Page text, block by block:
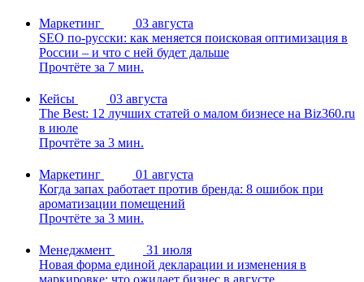
Маркетинг
03 августа
SEO по-русски: как меняется поисковая оптимизация в
России – и что с ней будет дальше
Прочтёте за 7 мин.
Кейсы
03 августа
The Best: 12 лучших статей о малом бизнесе на Biz360.ru
в июле
Прочтёте за 3 мин.
Маркетинг
01 августа
Когда запах работает против бренда: 8 ошибок при
ароматизации помещений
Прочтёте за 3 мин.
Менеджмент
31 июля
Новая форма единой декларации и изменения в